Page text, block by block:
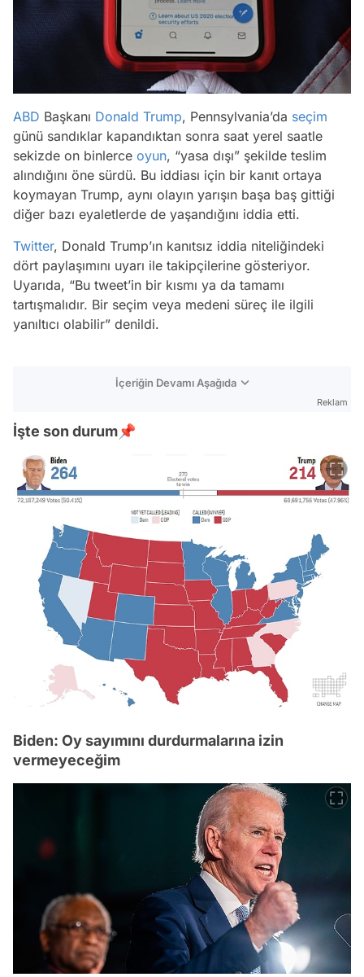
ABD Başkanı Donald Trump, Pennsylvania’da seçim
günü sandıklar kapandıktan sonra saat yerel saatle
sekizde on binlerce oyun, “yasa dışı” şekilde teslim
alındığını öne sürdü. Bu iddiası için bir kanıt ortaya
koymayan Trump, aynı olayın yarışın başa baş gittiği
diğer bazı eyaletlerde de yaşandığını iddia etti.
Twitter, Donald Trump’ın kanıtsız iddia niteliğindeki
dört paylaşımını uyarı ile takipçilerine gösteriyor.
Uyarıda, “Bu tweet’in bir kısmı ya da tamamı
tartışmalıdır. Bir seçim veya medeni süreç ile ilgili
yanıltıcı olabilir” denildi.
İçeriğin Devamı Aşağıda
Reklam
İşte son durum📌
Biden: Oy sayımını durdurmalarına izin
vermeyeceğim